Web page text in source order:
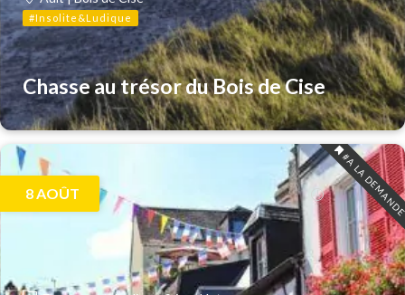
#Insolite&Ludique
Chasse au trésor du Bois de Cise
#A LA
8 AOÛT